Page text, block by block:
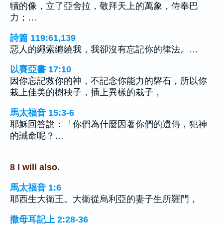
犢的像，立了亞舍拉，敬拜天上的萬象，侍奉巴
力；…
詩篇 119:61,139
惡人的繩索纏繞我，我卻沒有忘記你的律法。…
以賽亞書 17:10
因你忘記救你的神，不記念你能力的磐石，所以你
栽上佳美的樹秧子，插上異樣的栽子，
馬太福音 15:3-6
耶穌回答說：「你們為什麼因著你們的遺傳，犯神
的誡命呢？…
8 I will also.
馬太福音 1:6
耶西生大衛王。大衛從烏利亞的妻子生所羅門，
撒母耳記上 2:28-36